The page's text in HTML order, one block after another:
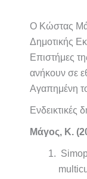
Ο Κώστας
Δημοτικής
Επιστήμες
ανήκουν σε
Αγαπημένη
Ενδεικτικές
Μάγος, Κ.